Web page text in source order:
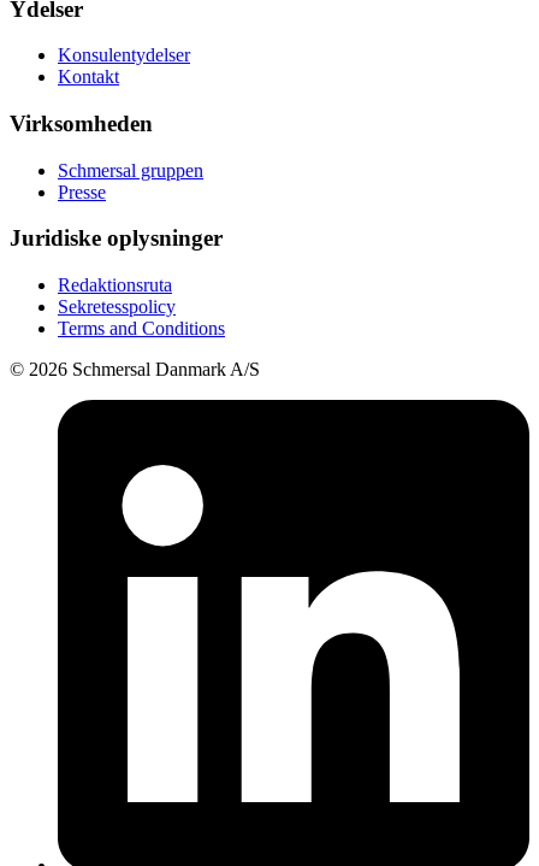
Ydelser
Konsulentydelser
Kontakt
Virksomheden
Schmersal gruppen
Presse
Juridiske oplysninger
Redaktionsruta
Sekretesspolicy
Terms and Conditions
© 2026 Schmersal Danmark A/S